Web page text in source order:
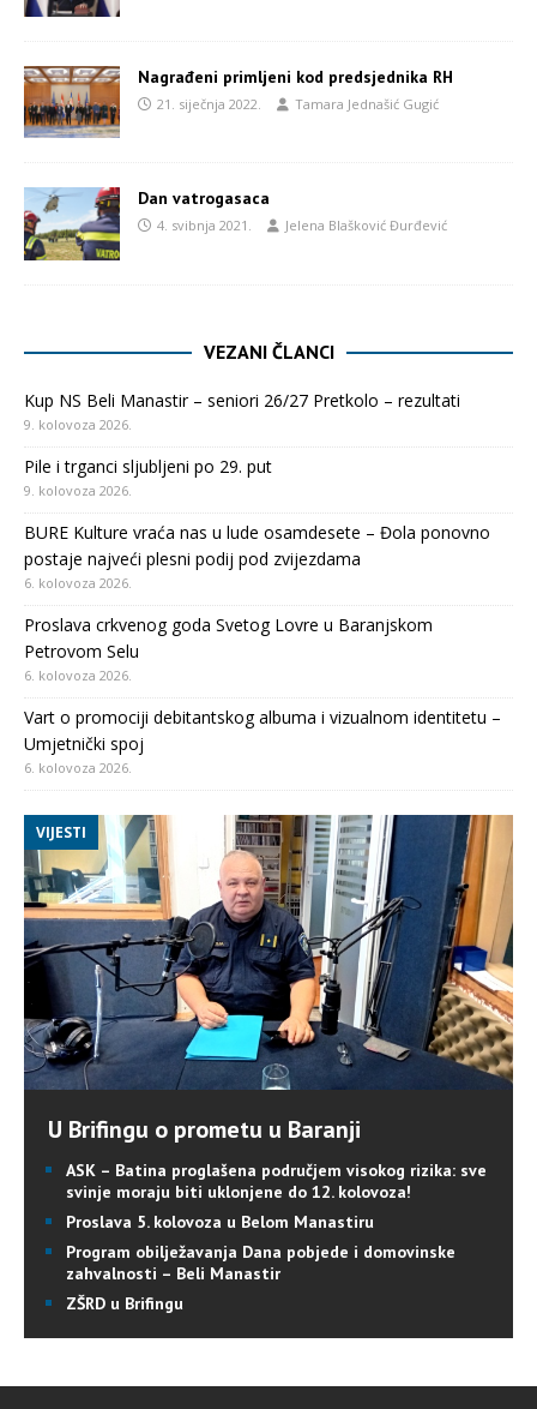
Nagrađeni primljeni kod predsjednika RH
21. siječnja 2022. Tamara Jednašić Gugić
Dan vatrogasaca
4. svibnja 2021. Jelena Blašković Đurđević
VEZANI ČLANCI
Kup NS Beli Manastir – seniori 26/27 Pretkolo – rezultati
9. kolovoza 2026.
Pile i trganci sljubljeni po 29. put
9. kolovoza 2026.
BURE Kulture vraća nas u lude osamdesete – Đola ponovno
postaje najveći plesni podij pod zvijezdama
6. kolovoza 2026.
Proslava crkvenog goda Svetog Lovre u Baranjskom
Petrovom Selu
6. kolovoza 2026.
Vart o promociji debitantskog albuma i vizualnom identitetu –
Umjetnički spoj
6. kolovoza 2026.
VIJESTI
U Brifingu o prometu u Baranji
ASK – Batina proglašena područjem visokog rizika: sve
svinje moraju biti uklonjene do 12. kolovoza!
Proslava 5. kolovoza u Belom Manastiru
Program obilježavanja Dana pobjede i domovinske
zahvalnosti – Beli Manastir
ZŠRD u Brifingu